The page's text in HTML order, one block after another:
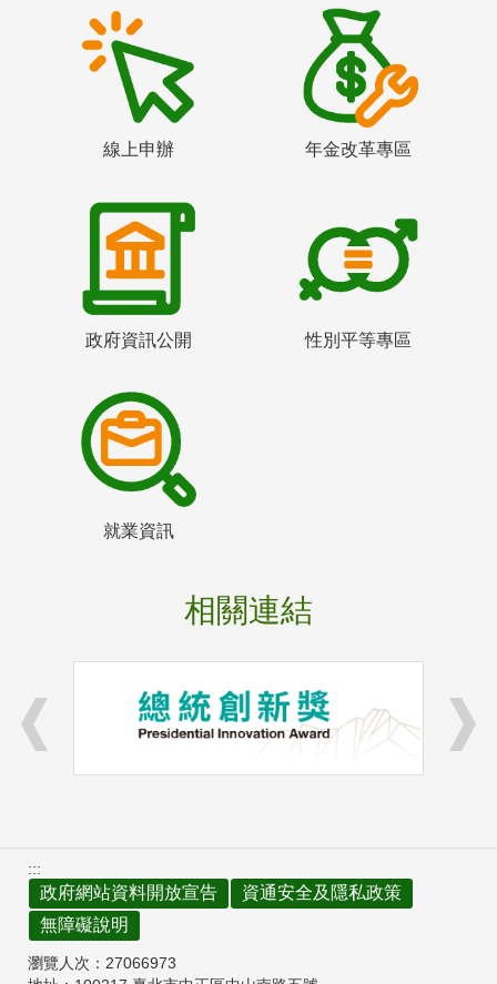
線上申辦 年金改革專區
政府資訊公開 性別平等專區
就業資訊
相關連結
:::
政府網站資料開放宣告
資通安全及隱私政策
無障礙說明
瀏覽人次： 27066973